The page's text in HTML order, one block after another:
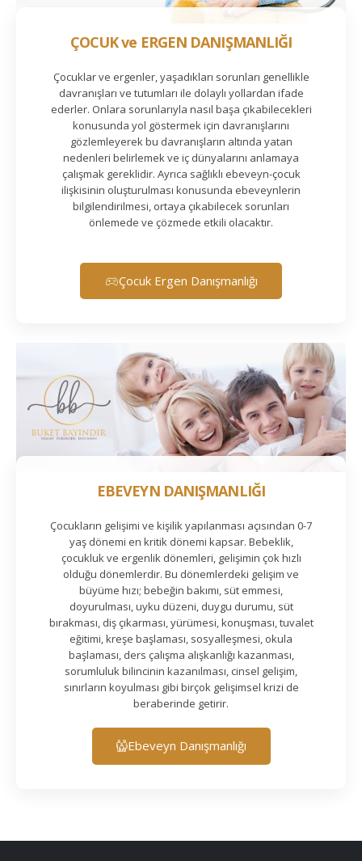
ÇOCUK ve ERGEN DANIŞMANLIĞI
Çocuklar ve ergenler, yaşadıkları sorunları genellikle
davranışları ve tutumları ile dolaylı yollardan ifade
ederler. Onlara sorunlarıyla nasıl başa çıkabilecekleri
konusunda yol göstermek için davranışlarını
gözlemleyerek bu davranışların altında yatan
nedenleri belirlemek ve iç dünyalarını anlamaya
çalışmak gereklidir. Ayrıca sağlıklı ebeveyn-çocuk
ilişkisinin oluşturulması konusunda ebeveynlerin
bilgilendirilmesi, ortaya çıkabilecek sorunları
önlemede ve çözmede etkili olacaktır.
Çocuk Ergen Danışmanlığı
EBEVEYN DANIŞMANLIĞI
Çocukların gelişimi ve kişilik yapılanması açısından 0-7
yaş dönemi en kritik dönemi kapsar. Bebeklik,
çocukluk ve ergenlik dönemleri, gelişimin çok hızlı
olduğu dönemlerdir. Bu dönemlerdeki gelişim ve
büyüme hızı; bebeğin bakımı, süt emmesi,
doyurulması, uyku düzeni, duygu durumu, süt
bırakması, diş çıkarması, yürümesi, konuşması, tuvalet
eğitimi, kreşe başlaması, sosyalleşmesi, okula
başlaması, ders çalışma alışkanlığı kazanması,
sorumluluk bilincinin kazanılması, cinsel gelişim,
sınırların koyulması gibi birçok gelişimsel krizi de
beraberinde getirir.
Ebeveyn Danışmanlığı